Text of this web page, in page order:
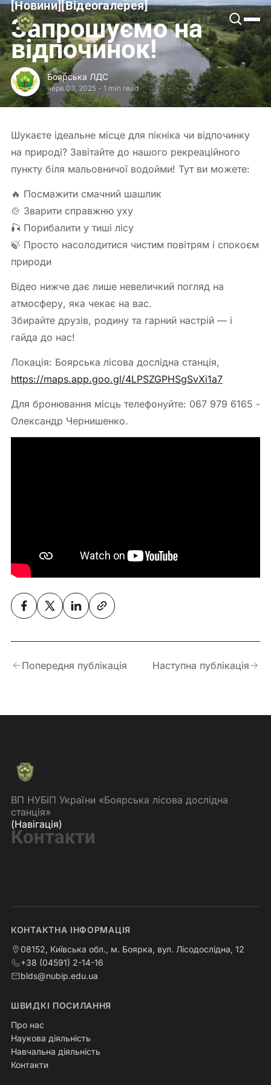
[Новини[[Відеогалерея[
Запрошуємо на
відпочинок!
Боярська ЛДС
черв 03, 2025 - 1 min read
Шукаєте ідеальне місце для пікніка чи відпочинку
на природі? Завітайте до нашого рекреаційного
пункту біля мальовничої водойми! Тут ви можете:
🔥 Посмажити смачний шашлик
🍲 Зварити справжню уху
🎣 Порибалити у тиші лісу
🍃 Просто насолодитися чистим повітрям і спокоєм
природи
Відео нижче дає лише невеличкий погляд на
атмосферу, яка чекає на вас.
Збирайте друзів, родину та гарний настрій — і
гайда до нас!
Локація: Боярська лісова дослідна станція,
https://maps.app.goo.gl/4LPSZGPHSgSvXi1a7
Для бронювання місць телефонуйте: 067 979 6165 -
Олександр Чернишенко.
Попередня публікація Наступна публікація
ВП НУБіП України «Боярська лісова дослідна
станція»
(Навігація)
Контакти
КОНТАКТНА ІНФОРМАЦІЯ
08152, Київська обл., м. Боярка, вул. Лісодослідна, 12
+38 (04591) 2-14-16
blds@nubip.edu.ua
ШВИДКІ ПОСИЛАННЯ
Про нас
Наукова діяльність
Навчальна діяльність
Контакти